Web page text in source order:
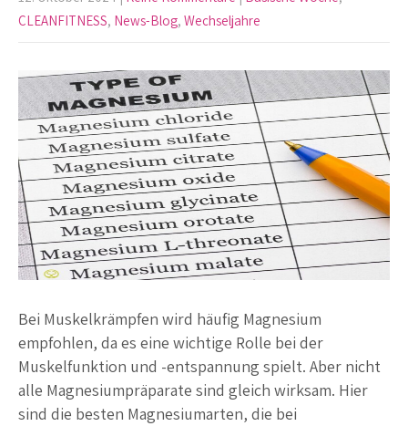
CLEANFITNESS, News-Blog, Wechseljahre
Bei Muskelkrämpfen wird häufig Magnesium
empfohlen, da es eine wichtige Rolle bei der
Muskelfunktion und -entspannung spielt. Aber nicht
alle Magnesiumpräparate sind gleich wirksam. Hier
sind die besten Magnesiumarten, die bei